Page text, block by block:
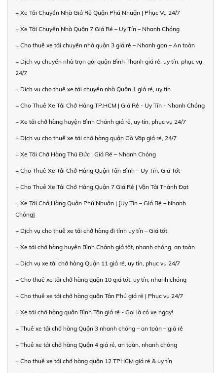
+ Xe Tải Chuyển Nhà Giá Rẻ Quận Phú Nhuận | Phục Vụ 24/7
+ Xe Tải Chuyển Nhà Quận 7 Giá Rẻ – Uy Tín – Nhanh Chóng
+ Cho thuê xe tải chuyển nhà quận 3 giá rẻ – Nhanh gọn – An toàn
+ Dịch vụ chuyển nhà trọn gói quận Bình Thạnh giá rẻ, uy tín, phục vụ
24/7
+ Dịch vụ cho thuê xe tải chuyển nhà Quận 1 giá rẻ, uy tín
+ Cho Thuê Xe Tải Chở Hàng TP.HCM | Giá Rẻ - Uy Tín - Nhanh Chóng
+ Xe tải chở hàng huyện Bình Chánh giá rẻ, uy tín, phục vụ 24/7
+ Dịch vụ cho thuê xe tải chở hàng quận Gò Vấp giá rẻ, 24/7
+ Xe Tải Chở Hàng Thủ Đức | Giá Rẻ – Nhanh Chóng
+ Cho Thuê Xe Tải Chở Hàng Quận Tân Bình – Uy Tín, Giá Tốt
+ Cho Thuê Xe Tải Chở Hàng Quận 7 Giá Rẻ | Vận Tải Thành Đạt
+ Xe Tải Chở Hàng Quận Phú Nhuận | [Uy Tín – Giá Rẻ – Nhanh
Chóng]
+ Dịch vụ cho thuê xe tải chở hàng đi tỉnh uy tín – Giá tốt
+ Xe tải chở hàng huyện Bình Chánh giá tốt, nhanh chóng, an toàn
+ Dịch vụ xe tải chở hàng Quận 11 giá rẻ, uy tín, phục vụ 24/7
+ Cho thuê xe tải chở hàng quận 10 giá tốt, uy tín, nhanh chóng
+ Cho thuê xe tải chở hàng quận Tân Phú giá rẻ | Phục vụ 24/7
+ Xe tải chở hàng quận Bình Tân giá rẻ - Gọi là có xe ngay!
+ Thuê xe tải chở hàng Quận 3 nhanh chóng – an toàn – giá rẻ
+ Thuê xe tải chở hàng Quận 4 giá rẻ, an toàn, nhanh chóng
+ Cho thuê xe tải chở hàng quận 12 TPHCM giá rẻ & uy tín